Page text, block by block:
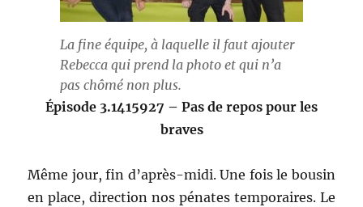
La fine équipe, à laquelle il faut ajouter
Rebecca qui prend la photo et qui n’a
pas chômé non plus.
Épisode 3.1415927 – Pas de repos pour les
braves
Même jour, fin d’après-midi. Une fois le bousin
en place, direction nos pénates temporaires. Le